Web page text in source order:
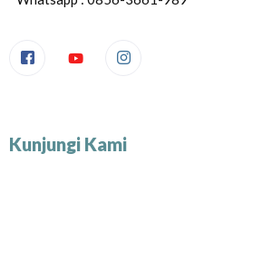
Kunjungi Kami